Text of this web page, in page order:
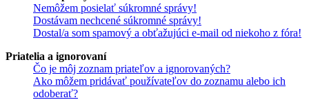
Nemôžem posielať súkromné správy!
Dostávam nechcené súkromné správy!
Dostal/a som spamový a obťažujúci e-mail od niekoho z fóra!
Priatelia a ignorovaní
Čo je môj zoznam priateľov a ignorovaných?
Ako môžem pridávať používateľov do zoznamu alebo ich
odoberať?